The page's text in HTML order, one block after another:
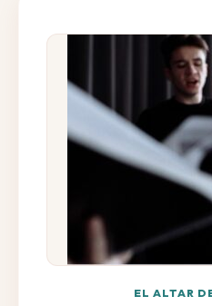
EL ALTAR